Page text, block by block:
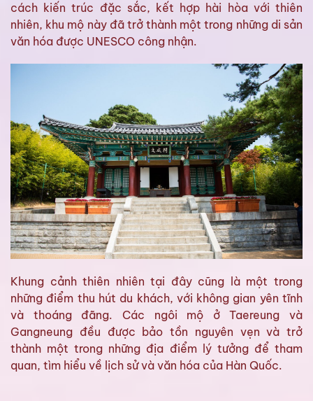
cách kiến trúc đặc sắc, kết hợp hài hòa với thiên
nhiên, khu mộ này đã trở thành một trong những di sản
văn hóa được UNESCO công nhận.
Khung cảnh thiên nhiên tại đây cũng là một trong
những điểm thu hút du khách, với không gian yên tĩnh
và thoáng đãng. Các ngôi mộ ở Taereung và
Gangneung đều được bảo tồn nguyên vẹn và trở
thành một trong những địa điểm lý tưởng để tham
quan, tìm hiểu về lịch sử và văn hóa của Hàn Quốc.